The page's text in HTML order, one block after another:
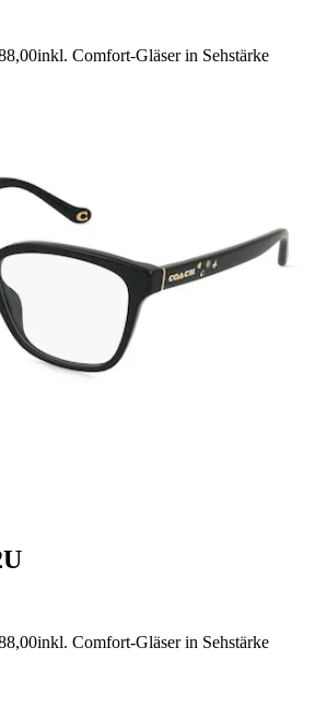
inkl. Comfort-Gläser in Sehstärke
inkl. Comfort-Gläser in Sehstärke